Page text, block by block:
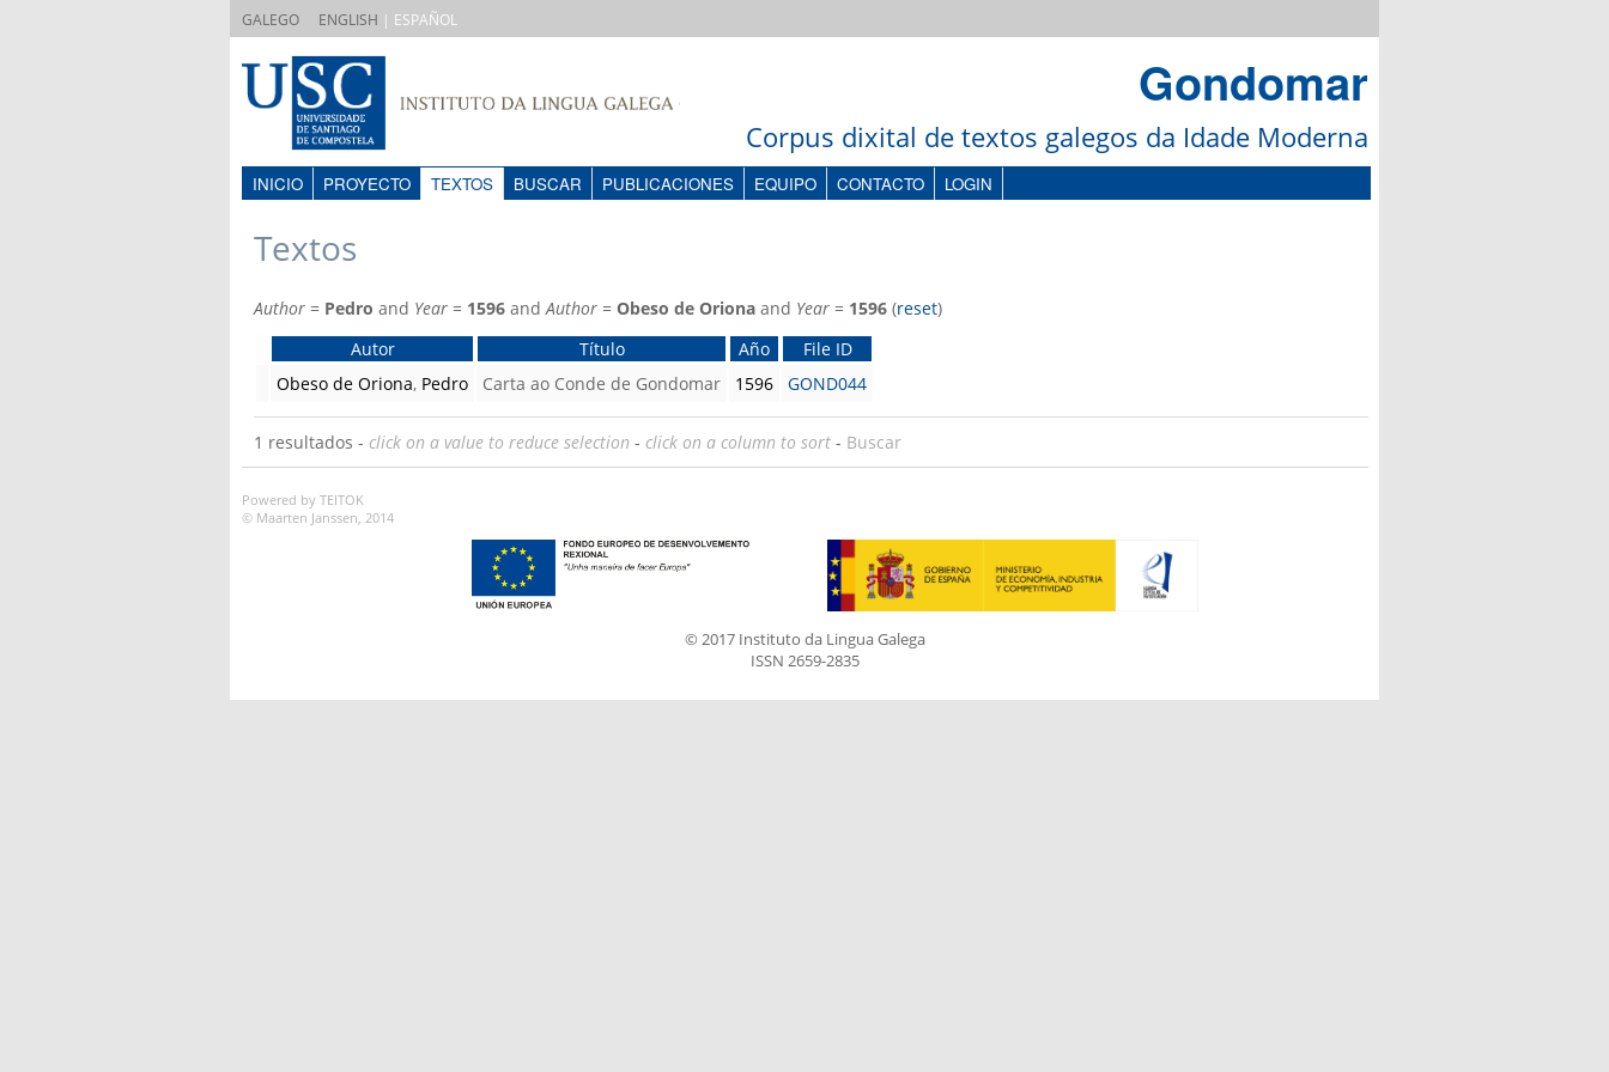
GALEGO ENGLISH | ESPAÑOL
Gondomar
Corpus dixital de textos galegos da Idade Moderna
INICIO PROYECTO TEXTOS BUSCAR PUBLICACIONES EQUIPO CONTACTO LOGIN
Textos
Author = Pedro and Year = 1596 and Author = Obeso de Oriona and Year = 1596 (reset)
Autor
Título Año
File ID
Obeso de Oriona, Pedro Carta ao Conde de Gondomar 1596 GOND044
1 resultados - click on a value to reduce selection - click on a column to sort - Buscar
Powered by TEITOK
© Maarten Janssen, 2014
© 2017 Instituto da Lingua Galega
ISSN 2659-2835